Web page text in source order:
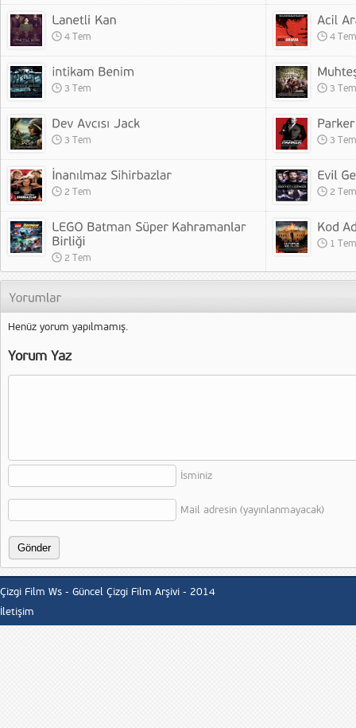
4 Tem 4 Tem
3 Tem 3 Tem
3 Tem 3 Tem
2 Tem 2 Tem
2 Tem
1 Tem
Henüz yorum yapılmamış.
Yorum Yaz
İsminiz
Mail adresin (yayınlanmayacak)
Çizgi Film Ws - Güncel Çizgi Film Arşivi - 2014
İletişim